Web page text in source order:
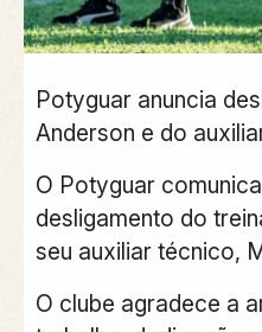
Potyguar anuncia
Anderson e do
O Potyguar
desligamento do
seu auxiliar técnico,
O clube agradece a